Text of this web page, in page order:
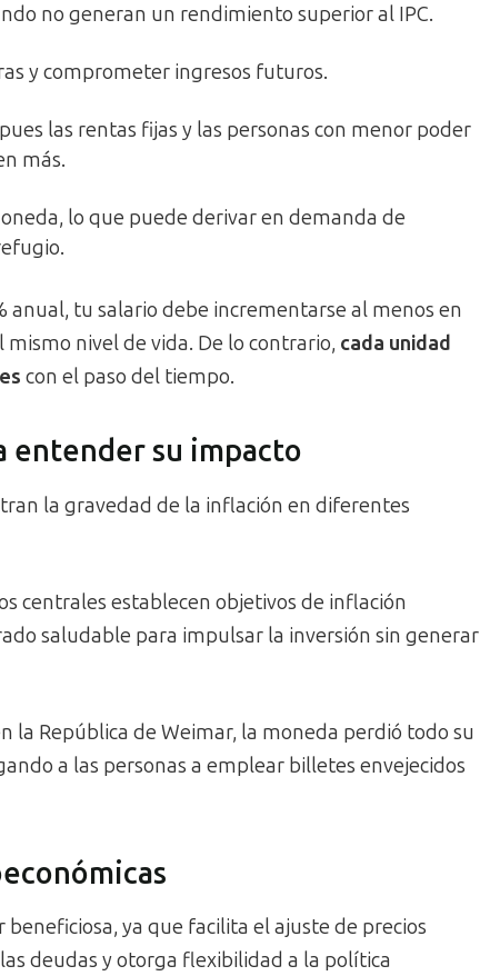
no generan un rendimiento superior al IPC.
y comprometer ingresos futuros.
las rentas fijas y las personas con menor poder
más.
lo que puede derivar en demanda de
anual, tu salario debe incrementarse al menos en
nivel de vida. De lo contrario, cada unidad
con el paso del tiempo.
entender su impacto
la gravedad de la inflación en diferentes
centrales establecen objetivos de inflación
saludable para impulsar la inversión sin generar
la República de Weimar, la moneda perdió todo su
a las personas a emplear billetes envejecidos
ya que facilita el ajuste de precios
deudas y otorga flexibilidad a la política